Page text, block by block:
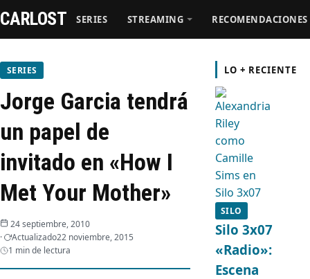
Series
Streaming
Recomendaciones
Videos
Webisodios
CARLOST SERIES STREAMING RECOMENDACIONES
SERIES
Jorge Garcia tendrá
un papel de
invitado en «How I
Met Your Mother»
24 septiembre, 2010
Actualizado22 noviembre, 2015
1 min de lectura
LO + RECIENTE
SILO
Silo 3x07
«Radio»:
Escena